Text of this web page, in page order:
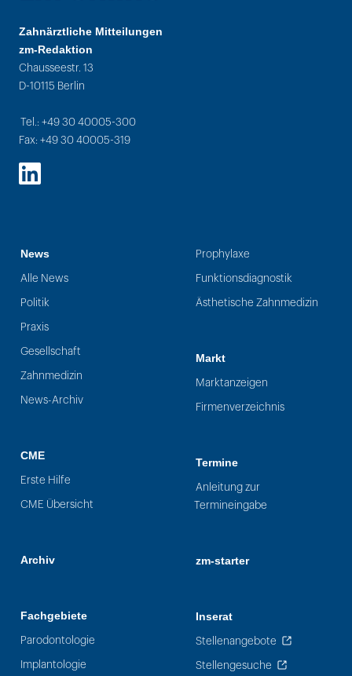
Zahnärztliche Mitteilungen
zm-Redaktion
Chausseestr. 13
D-10115 Berlin
Tel.: +49 30 40005-300
Fax: +49 30 40005-319
LinkedIn
News
Alle News
Politik
Praxis
Gesellschaft
Zahnmedizin
News-Archiv
CME
Erste Hilfe
CME Übersicht
Archiv
Fachgebiete
Parodontologie
Implantologie
Prophylaxe
Funktionsdiagnostik
Ästhetische Zahnmedizin
Markt
Marktanzeigen
Firmenverzeichnis
Termine
Anleitung zur
Termineingabe
zm-starter
Inserat
Stellenangebote
Stellengesuche